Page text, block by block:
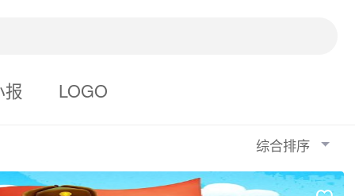
报 LOGO
综合排序